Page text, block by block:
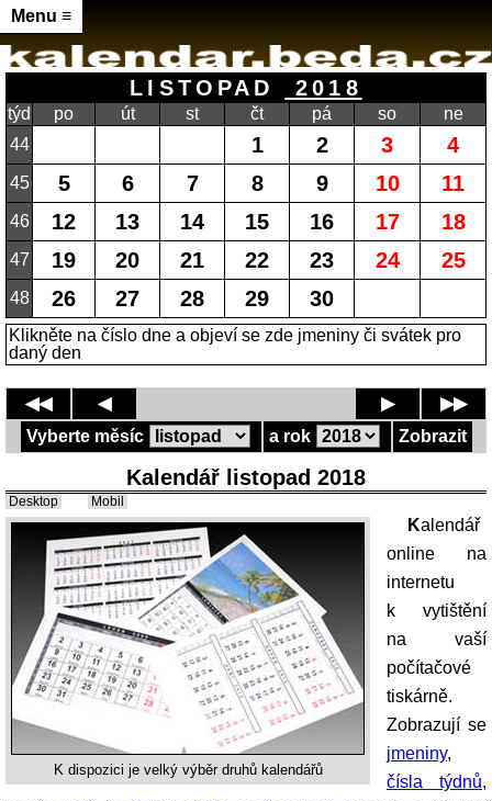
Menu ≡
LISTOPAD 2018
týd po út st čt pá so
ne
44
1 2 3 4
45 5 6 7 8 9 10 11
46 12 13 14 15 16 17 18
47 19 20 21 22 23 24 25
48 26 27 28 29 30
Klikněte na číslo dne a objeví se zde jmeniny či svátek pro
daný den
Vyberte měsíc a rok Zobrazit
◀◀ ◀ ▶ ▶▶
Kalendář listopad 2018
Desktop Mobil
K dispozici je velký výběr druhů kalendářů
Kalendář
online na
internetu
k vytištění
na vaší
počítačové
tiskárně.
Zobrazují se
jmeniny,
čísla týdnů,